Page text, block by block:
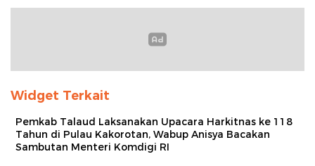
Widget Terkait
Pemkab Talaud Laksanakan Upacara Harkitnas ke 118
Tahun di Pulau Kakorotan, Wabup Anisya Bacakan
Sambutan Menteri Komdigi RI